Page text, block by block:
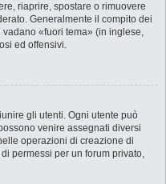
riaprire, spostare o rimuovere
Generalmente il compito dei
«fuori tema» (in inglese,
ed offensivi.
gli utenti. Ogni utente può
venire assegnati diversi
operazioni di creazione di
permessi per un forum privato,